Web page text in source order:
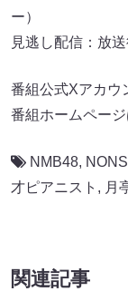
ー）
見逃し配信：放
番組公式Xアカウ
番組ホームページ
NMB48,
才ピアニスト , 月
関連記事